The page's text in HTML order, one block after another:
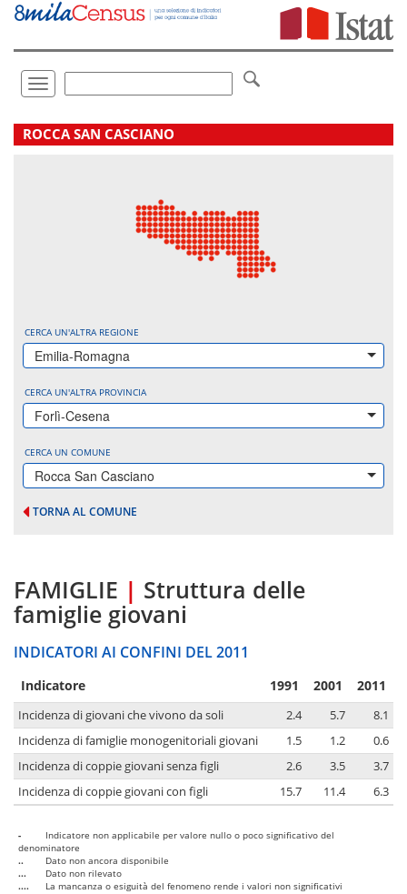
Vai
direttamente
Toggle
navigation
.
ROCCA SAN CASCIANO
CERCA UN'ALTRA REGIONE
Emilia-Romagna
CERCA UN'ALTRA PROVINCIA
Forlì-Cesena
CERCA UN COMUNE
Rocca San Casciano
TORNA AL COMUNE
FAMIGLIE | Struttura delle
famiglie giovani
INDICATORI AI CONFINI DEL 2011
Indicatore 1991 2001 2011
Incidenza di giovani che vivono da soli 2.4 5.7
8.1
Incidenza di famiglie monogenitoriali giovani
1.5 1.2
0.6
Incidenza di coppie giovani senza figli
2.6 3.5
3.7
Incidenza di coppie giovani con figli
15.7 11.4 6.3
-
Indicatore non applicabile per valore nullo o poco significativo del
denominatore
..
Dato non ancora disponibile
...
Dato non rilevato
....
La mancanza o esiguità del fenomeno rende i valori non significativi